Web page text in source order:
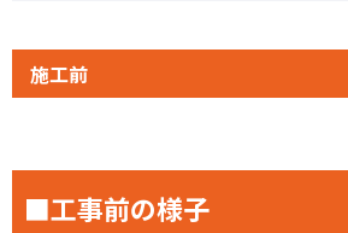
施工前
■工事前の様子